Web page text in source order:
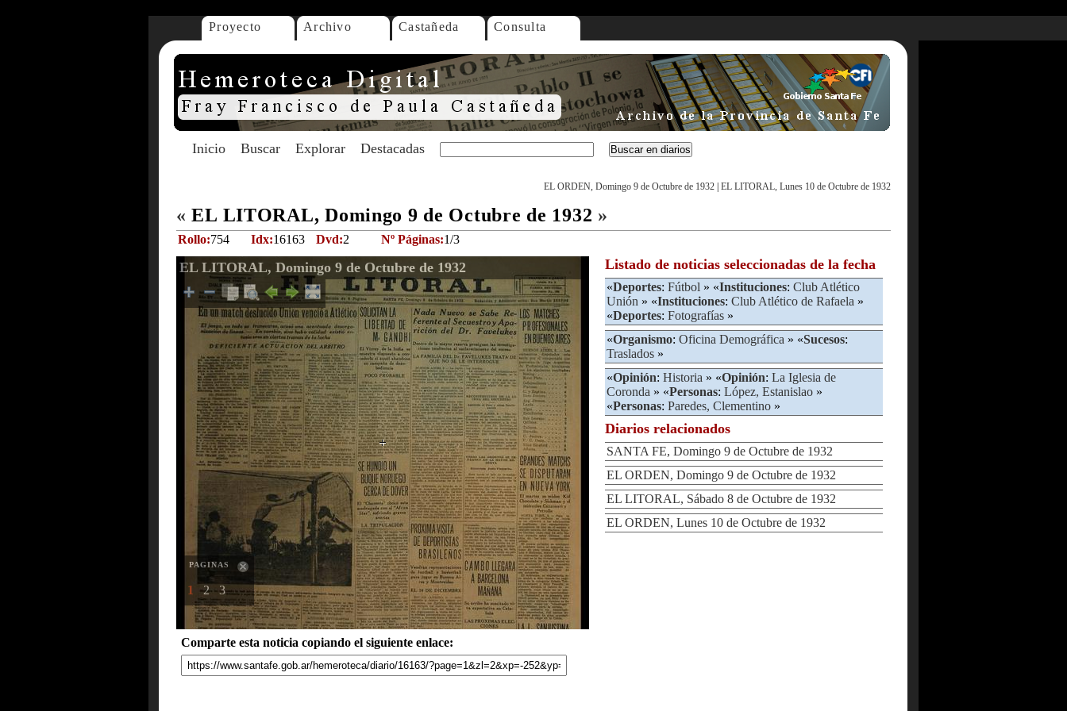
Proyecto Archivo Castañeda Consulta
Inicio Buscar Explorar Destacadas
EL ORDEN, Domingo 9 de Octubre de 1932 EL LITORAL, Lunes 10 de Octubre de 1932
« EL LITORAL, Domingo 9 de Octubre de 1932 »
Rollo:754 Idx:16163 Dvd:2 Nº Páginas:1/3
EL LITORAL, Domingo 9 de Octubre de 1932
PAGINAS
1 2 3
Comparte esta noticia copiando el siguiente enlace:
Listado de noticias seleccionadas de la fecha
«Deportes: Fútbol » «Instituciones: Club Atlético
Unión » «Instituciones: Club Atlético de Rafaela »
«Deportes: Fotografías »
«Organismo: Oficina Demográfica » «Sucesos:
Traslados »
«Opinión: Historia » «Opinión: La Iglesia de
Coronda » «Personas: López, Estanislao »
«Personas: Paredes, Clementino »
Diarios relacionados
SANTA FE, Domingo 9 de Octubre de 1932
EL ORDEN, Domingo 9 de Octubre de 1932
EL LITORAL, Sábado 8 de Octubre de 1932
EL ORDEN, Lunes 10 de Octubre de 1932